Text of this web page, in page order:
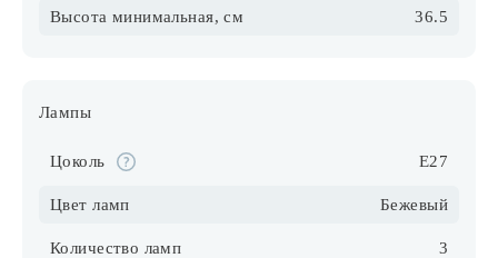
Высота минимальная, см 36.5
Лампы
Цоколь E27
Цвет ламп Бежевый
Количество ламп 3